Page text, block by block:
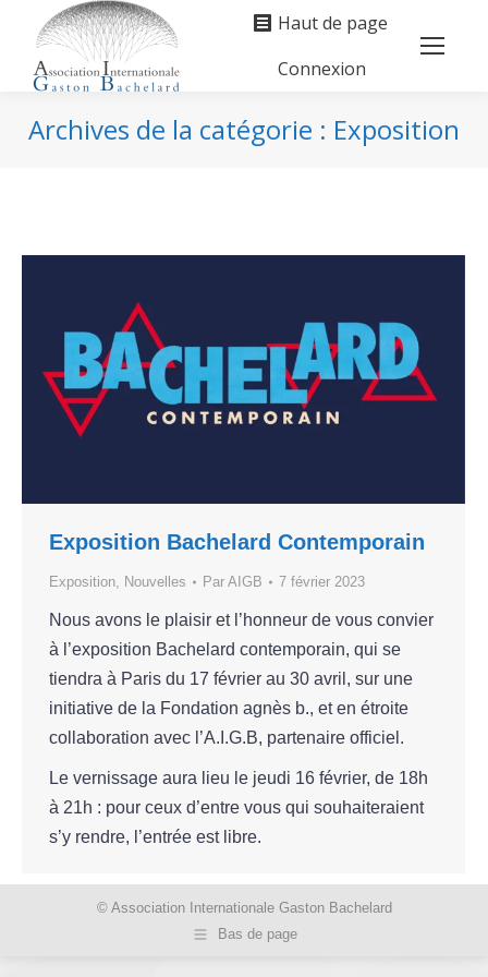
Haut de page
Connexion
Archives de la catégorie : Exposition
Exposition Bachelard Contemporain
Exposition, Nouvelles Par AIGB 7 février 2023
Nous avons le plaisir et l’honneur de vous convier
à l’exposition Bachelard contemporain, qui se
tiendra à Paris du 17 février au 30 avril, sur une
initiative de la Fondation agnès b., et en étroite
collaboration avec l’A.I.G.B, partenaire officiel.
Le vernissage aura lieu le jeudi 16 février, de 18h
à 21h : pour ceux d’entre vous qui souhaiteraient
s’y rendre, l’entrée est libre.
© Association Internationale Gaston Bachelard
Bas de page